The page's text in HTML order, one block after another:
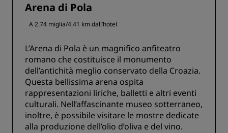
Arena di Pola
A 2.74 miglia/4.41 km dall’hotel
L’Arena di Pola è un magnifico anfiteatro
romano che costituisce il monumento
dell’antichità meglio conservato della Croazia.
Questa bellissima arena ospita
rappresentazioni liriche, balletti e altri eventi
culturali. Nell’affascinante museo sotterraneo,
inoltre, è possibile visitare le mostre dedicate
alla produzione dell’olio d’oliva e del vino.